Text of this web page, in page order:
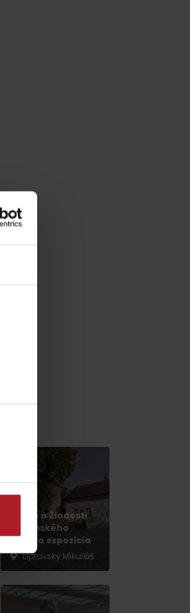
Tatrín a Žiadosti
slovenského
národa expozícia
Liptovský Mikuláš